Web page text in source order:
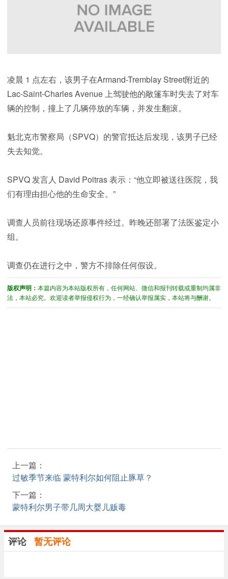
凌晨 1 点左右，该男子在Armand-Tremblay Street附近的
Lac-Saint-Charles Avenue 上驾驶他的敞篷车时失去了对车
辆的控制，撞上了几辆停放的车辆，并发生翻滚。
魁北克市警察局（SPVQ）的警官抵达后发现，该男子已经
失去知觉。
SPVQ 发言人 David Poitras 表示：“他立即被送往医院，我
们有理由担心他的生命安全。”
调查人员前往现场还原事件经过。昨晚还部署了法医鉴定小
组。
调查仍在进行之中，警方不排除任何假设。
版权声明： 本篇内容为本站版权所有，任何网站、微信和报刊转载或重制均属非
法，本站必究。欢迎读者举报侵权行为，一经确认举报属实，本站将与酬谢。
上一篇：
过敏季节来临 蒙特利尔如何阻止豚草？
下一篇：
蒙特利尔男子带几周大婴儿贩毒
评论 暂无评论